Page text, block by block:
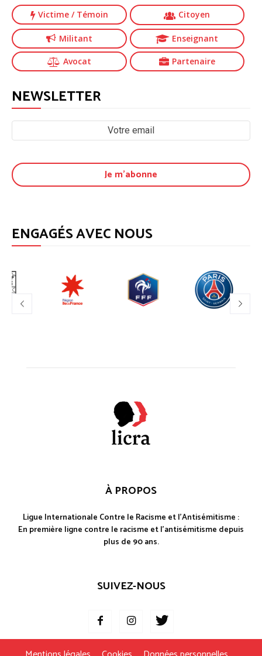
Victime / Témoin Citoyen
Militant Enseignant
Avocat Partenaire
NEWSLETTER
ENGAGÉS AVEC NOUS
À PROPOS
Ligue Internationale Contre le Racisme et l'Antisémitisme :
En première ligne contre le racisme et l'antisémitisme depuis
plus de 90 ans.
SUIVEZ-NOUS